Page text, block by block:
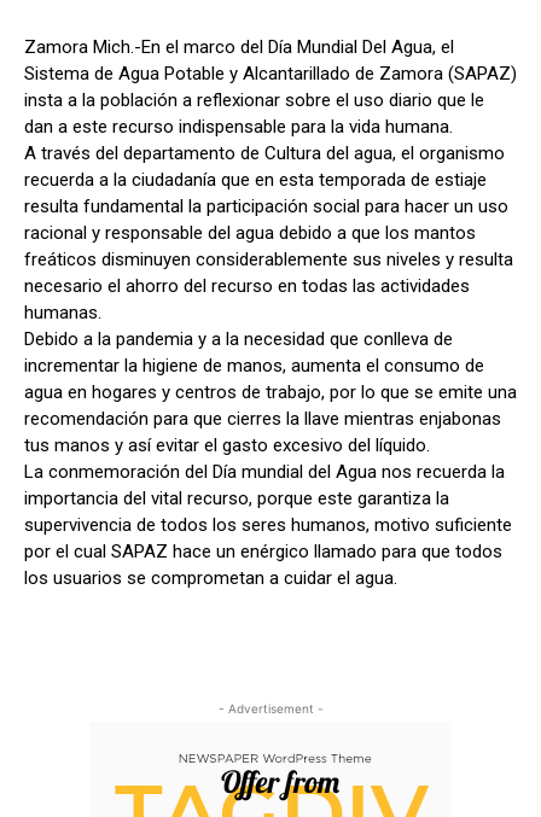
Zamora Mich.-En el marco del Día Mundial Del Agua, el
Sistema de Agua Potable y Alcantarillado de Zamora (SAPAZ)
insta a la población a reflexionar sobre el uso diario que le
dan a este recurso indispensable para la vida humana.
A través del departamento de Cultura del agua, el organismo
recuerda a la ciudadanía que en esta temporada de estiaje
resulta fundamental la participación social para hacer un uso
racional y responsable del agua debido a que los mantos
freáticos disminuyen considerablemente sus niveles y resulta
necesario el ahorro del recurso en todas las actividades
humanas.
Debido a la pandemia y a la necesidad que conlleva de
incrementar la higiene de manos, aumenta el consumo de
agua en hogares y centros de trabajo, por lo que se emite una
recomendación para que cierres la llave mientras enjabonas
tus manos y así evitar el gasto excesivo del líquido.
La conmemoración del Día mundial del Agua nos recuerda la
importancia del vital recurso, porque este garantiza la
supervivencia de todos los seres humanos, motivo suficiente
por el cual SAPAZ hace un enérgico llamado para que todos
los usuarios se comprometan a cuidar el agua.
- Advertisement -